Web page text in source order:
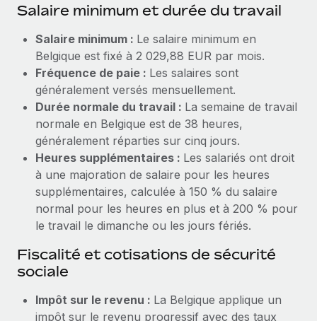
Création d’entité
conformité
Mobilité et déménagement international
Organisez facilement le déménagement de vos
employés
Avantages sociaux
Gérez facilement les avantages sociaux
BLOG
Mises à jour des produits de Remote :
freelances Plus
Remote a toujours pour mission d'aider les entreprises de
toute taille à embaucher, gérer et payer...
En savoir plus
Comment Phiture gère ses 55 employés
répartis dans 19 pays grâce à Remote
croissance mobile internationale, encourage les...
Salaire minimum et durée du travail
Salaire minimum : Le salaire minimum en
Belgique est fixé à 2 029,88 EUR par mois.
Fréquence de paie : Les salaires sont
généralement versés mensuellement.
Durée normale du travail : La semaine de travail
normale en Belgique est de 38 heures,
généralement réparties sur cinq jours.
Heures supplémentaires : Les salariés ont droit
à une majoration de salaire pour les heures
supplémentaires, calculée à 150 % du salaire
normal pour les heures en plus et à 200 % pour
le travail le dimanche ou les jours fériés.
Fiscalité et cotisations de sécurité
sociale
Impôt sur le revenu : La Belgique applique un
impôt sur le revenu progressif avec des taux